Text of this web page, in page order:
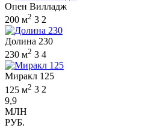
Опен Вилладж
200 м2 3 2
Долина 230
230 м2 3 4
Миракл 125
125 м2 3 2
9,9
МЛН
РУБ.